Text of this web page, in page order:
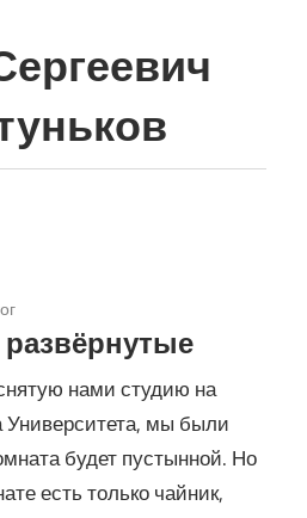
нами студию на
Университета, мы были
будет пустынной. Но
есть только чайник,